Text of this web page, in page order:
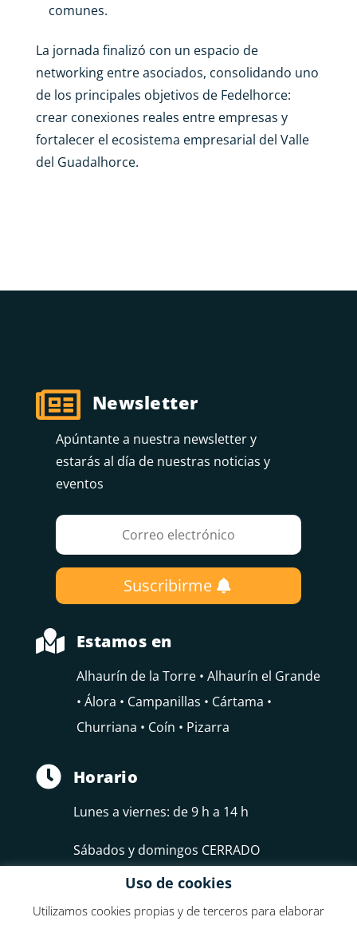
comunes.
La jornada finalizó con un espacio de
networking entre asociados, consolidando uno
de los principales objetivos de Fedelhorce:
crear conexiones reales entre empresas y
fortalecer el ecosistema empresarial del Valle
del Guadalhorce.
 Newsletter
Apúntante a nuestra newsletter y
estarás al día de nuestras noticias y
eventos
Suscribirme
 Estamos en
Alhaurín de la Torre • Alhaurín el Grande
• Álora • Campanillas • Cártama •
Churriana • Coín • Pizarra
 Horario
Lunes a viernes: de 9 h a 14 h
Sábados y domingos CERRADO
Uso de cookies
Utilizamos cookies propias y de terceros para elaborar